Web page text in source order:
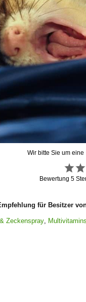
Wir bitte Sie um
Bewertung5
für Besitzer
Zeckenspray,